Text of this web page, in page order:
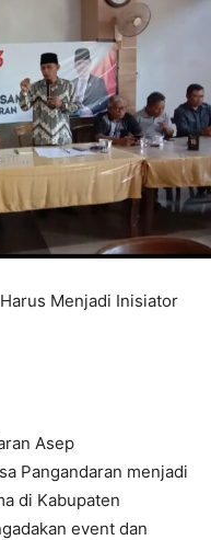
Menjadi Inisiator
Asep
Pangandaran menjadi
di Kabupaten
event dan